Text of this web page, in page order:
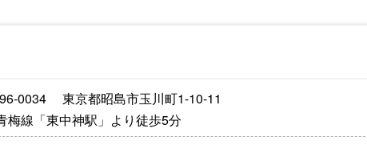
0034 東京都昭島市玉川町1-10-11
梅線「東中神駅」より徒歩5分